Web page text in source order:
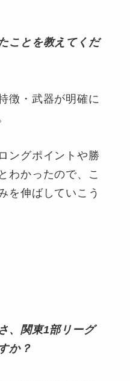
ことを教えてくだ
徴・武器が明確に
ングポイントや勝
わかったので、こ
を伸ばしていこう
、関東1部リーグ
か？